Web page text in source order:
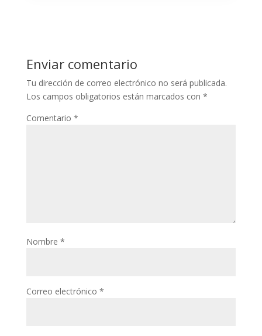
Enviar comentario
Tu dirección de correo electrónico no será publicada.
Los campos obligatorios están marcados con *
Comentario *
Nombre *
Correo electrónico *